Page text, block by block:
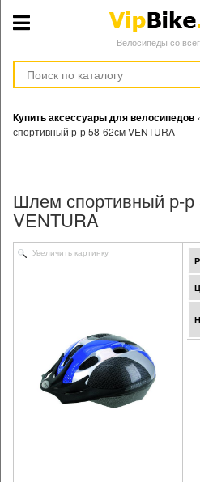
Велосипеды со
Купить аксессуары для велосипедов
спортивный р-р 58-62см VENTURA
Шлем спортивный р-р 58-62см
VENTURA
Увеличить картинку